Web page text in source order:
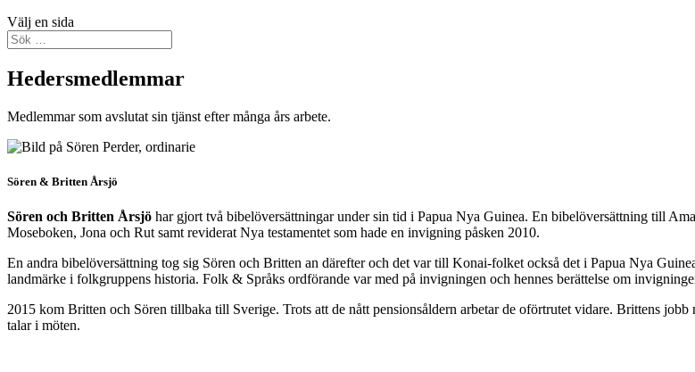
Välj en sida
Hedersmedlemmar
Medlemmar som avslutat sin tjänst efter många års arbete.
Sören & Britten Årsjö
Sören och Britten Årsjö har gjort två bibelöversättningar under sin tid i Papua Nya Guinea. En bibelöversättning till
Moseboken, Jona och Rut samt reviderat Nya testamentet som hade en invigning påsken 2010.
En andra bibelöversättning tog sig Sören och Britten an därefter och det var till Konai-folket också det i Papua Nya
landmärke i folkgruppens historia. Folk & Språks ordförande var med på invigningen och hennes berättelse om
2015 kom Britten och Sören tillbaka till Sverige. Trots att de nått pensionsåldern arbetar de oförtrutet vidare. Brittens
talar i möten.